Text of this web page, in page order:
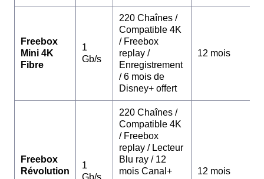
Freebox
Mini 4K
Fibre
1
Gb/s
220 Chaînes /
Compatible 4K
/ Freebox
replay /
Enregistrement
/ 6 mois de
Disney+ offert
12 mois
Freebox
Révolution
1
220 Chaînes /
Compatible 4K
/ Freebox
replay / Lecteur
Blu ray / 12
mois Canal+
12 mois